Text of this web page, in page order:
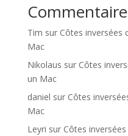
Tim sur Côtes inversées
Mac
Nikolaus sur Côtes
un Mac
daniel sur Côtes
Mac
Leyri sur Côtes